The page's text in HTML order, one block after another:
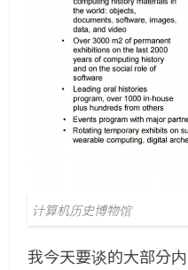
计算机历史博物馆
我今天要谈的大部分